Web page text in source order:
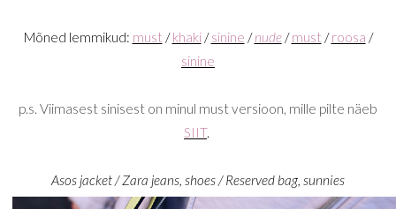
Mõned lemmikud: must /khaki/sinine /nude/must /roosa /
sinine
p.s. Viimasest sinisest on minul must versioon, mille pilte näeb
SIIT.
Asos jacket / Zara jeans, shoes / Reserved bag, sunnies